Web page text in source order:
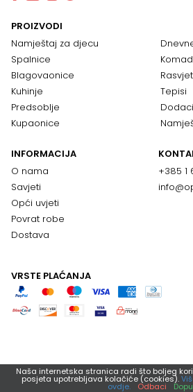
PROIZVODI
Namještaj za djecu
Spalnice
Blagovaonice
Kuhinje
Predsoblje
Kupaonice
Tepisi
Dodaci
INFORMACIJA
O nama
Savjeti
Opći uvjeti
Povrat robe
Dostava
+385 1
VRSTE PLAĆANJA
Naša internetska stranica radi što boljeg
posjeta upotrebljava kolačiće (cookies).
ovdje. Odbaci